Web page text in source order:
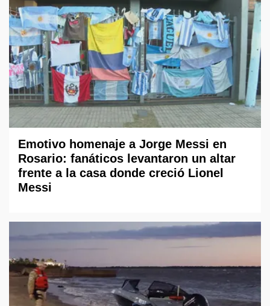
Emotivo homenaje a Jorge Messi en
Rosario: fanáticos levantaron un altar
frente a la casa donde creció Lionel
Messi